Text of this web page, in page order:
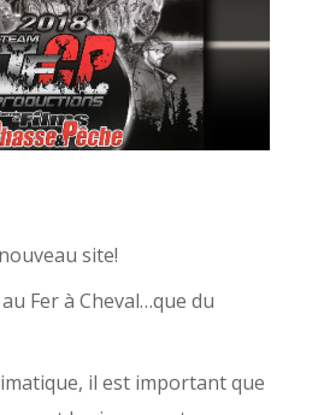
site!
Fer à Cheval…que du
il est important que